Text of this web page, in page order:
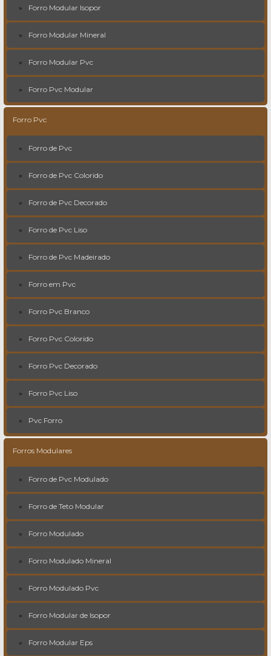
Forro Modular Isopor
Forro Modular Mineral
Forro Modular Pvc
Forro Pvc Modular
Forro Pvc
Forro de Pvc
Forro de Pvc Colorido
Forro de Pvc Decorado
Forro de Pvc Liso
Forro de Pvc Madeirado
Forro em Pvc
Forro Pvc Branco
Forro Pvc Colorido
Forro Pvc Decorado
Forro Pvc Liso
Pvc Forro
Forros Modulares
Forro de Pvc Modulado
Forro de Teto Modular
Forro Modulado
Forro Modulado Mineral
Forro Modulado Pvc
Forro Modular de Isopor
Forro Modular Eps